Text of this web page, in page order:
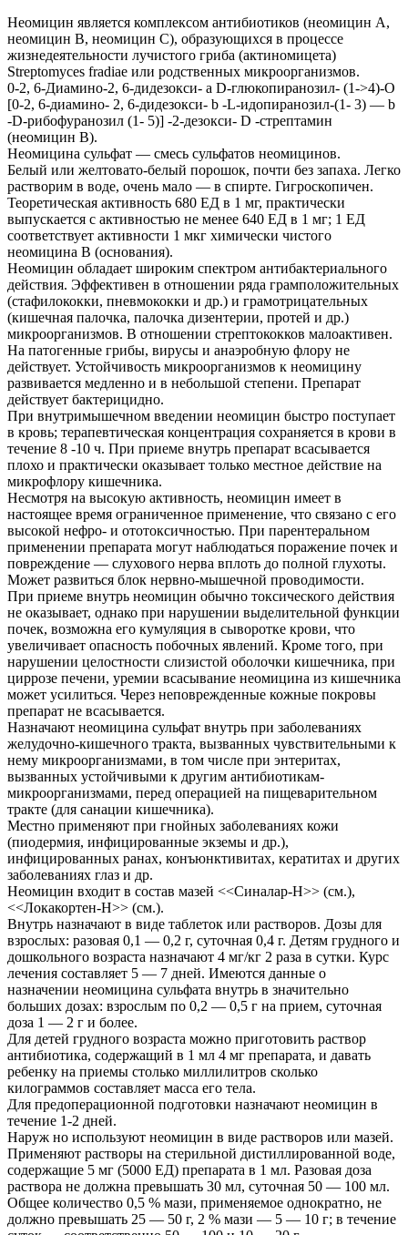
Неомицин является комплексом антибиотиков (неомицин А,
неомицин В, неомицин С), образующихся в процессе
жизнедеятельности лучистого гриба (актиномицета)
Streptomyces fradiae или родственных микроорганизмов.
0-2, 6-Диамино-2, 6-дидезокси- a D-глюкопиранозил- (1->4)-О
[0-2, 6-диамино- 2, 6-дидезокси- b -L-идопиранозил-(1- 3) — b
-D-рибофуранозил (1- 5)] -2-дезокси- D -стрептамин
(неомицин В).
Неомицина сульфат — смесь сульфатов неомицинов.
Белый или желтовато-белый порошок, почти без запаха. Легко
растворим в воде, очень мало — в спирте. Гигроскопичен.
Теоретическая активность 680 ЕД в 1 мг, практически
выпускается с активностью не менее 640 ЕД в 1 мг; 1 ЕД
соответствует активности 1 мкг химически чистого
неомицина В (основания).
Неомицин обладает широким спектром антибактериального
действия. Эффективен в отношении ряда грамположительных
(стафилококки, пневмококки и др.) и грамотрицательных
(кишечная палочка, палочка дизентерии, протей и др.)
микроорганизмов. В отношении стрептококков малоактивен.
На патогенные грибы, вирусы и анаэробную флору не
действует. Устойчивость микроорганизмов к неомицину
развивается медленно и в небольшой степени. Препарат
действует бактерицидно.
При внутримышечном введении неомицин быстро поступает
в кровь; терапевтическая концентрация сохраняется в крови в
течение 8 -10 ч. При приеме внутрь препарат всасывается
плохо и практически оказывает только местное действие на
микрофлору кишечника.
Несмотря на высокую активность, неомицин имеет в
настоящее время ограниченное применение, что связано с его
высокой нефро- и ототоксичностью. При парентеральном
применении препарата могут наблюдаться поражение почек и
повреждение — слухового нерва вплоть до полной глухоты.
Может развиться блок нервно-мышечной проводимости.
При приеме внутрь неомицин обычно токсического действия
не оказывает, однако при нарушении выделительной функции
почек, возможна его кумуляция в сыворотке крови, что
увеличивает опасность побочных явлений. Кроме того, при
нарушении целостности слизистой оболочки кишечника, при
циррозе печени, уремии всасывание неомицина из кишечника
может усилиться. Через неповрежденные кожные покровы
препарат не всасывается.
Назначают неомицина сульфат внутрь при заболеваниях
желудочно-кишечного тракта, вызванных чувствительными к
нему микроорганизмами, в том числе при энтеритах,
вызванных устойчивыми к другим антибиотикам-
микроорганизмами, перед операцией на пищеварительном
тракте (для санации кишечника).
Местно применяют при гнойных заболеваниях кожи
(пиодермия, инфицированные экземы и др.),
инфицированных ранах, конъюнктивитах, кератитах и других
заболеваниях глаз и др.
Неомицин входит в состав мазей <<Синалар-Н>> (см.),
<<Локакортен-Н>> (см.).
Внутрь назначают в виде таблеток или растворов. Дозы для
взрослых: разовая 0,1 — 0,2 г, суточная 0,4 г. Детям грудного и
дошкольного возраста назначают 4 мг/кг 2 раза в сутки. Курс
лечения составляет 5 — 7 дней. Имеются данные о
назначении неомицина сульфата внутрь в значительно
больших дозах: взрослым по 0,2 — 0,5 г на прием, суточная
доза 1 — 2 г и более.
Для детей грудного возраста можно приготовить раствор
антибиотика, содержащий в 1 мл 4 мг препарата, и давать
ребенку на приемы столько миллилитров сколько
килограммов составляет масса его тела.
Для предоперационной подготовки назначают неомицин в
течение 1-2 дней.
Наруж но используют неомицин в виде растворов или мазей.
Применяют растворы на стерильной дистиллированной воде,
содержащие 5 мг (5000 ЕД) препарата в 1 мл. Разовая доза
раствора не должна превышать 30 мл, суточная 50 — 100 мл.
Общее количество 0,5 % мази, применяемое однократно, не
должно превышать 25 — 50 г, 2 % мази — 5 — 10 г; в течение